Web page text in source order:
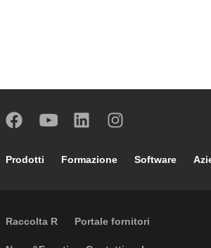
Footer main navigation
Prodotti Formazione Software
External links
Raccolta R Portale fornitori